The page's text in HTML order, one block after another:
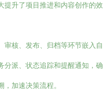
提升了项目推进和内容创作的效
审核、发布、归档等环节嵌入自
分派、状态追踪和提醒通知，确
加速决策流程。